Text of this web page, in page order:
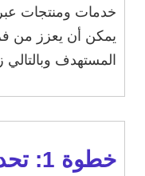
خدمات ومنتجات عبر
يمكن أن يعزز من
المستهدف وبالتالي
خطوة